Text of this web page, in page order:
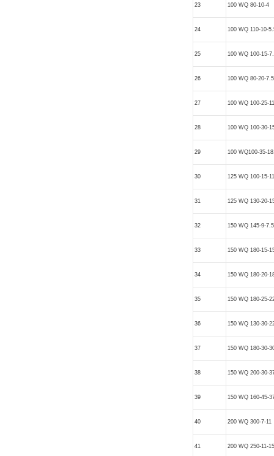
23 100 WQ 80-10-4
24 100 WQ 110-10-
25 100 WQ 100-15-
26 100 WQ 80-20-7.5
27 100 WQ 100-25-11
28 100 WQ 100-30-
29 100 WQ100-35-
30 125 WQ 100-15-11
31 125 WQ 130-20-
32 150 WQ 145-9-7.5
33 150 WQ 180-15-
34 150 WQ 180-20-
35 150 WQ 180-25-
36 150 WQ 130-30-
37 150 WQ 180-30-
38 150 WQ 200-30-
39 150 WQ 160-45-
40 200 WQ 300-7-11
41 200 WQ 250-11-15